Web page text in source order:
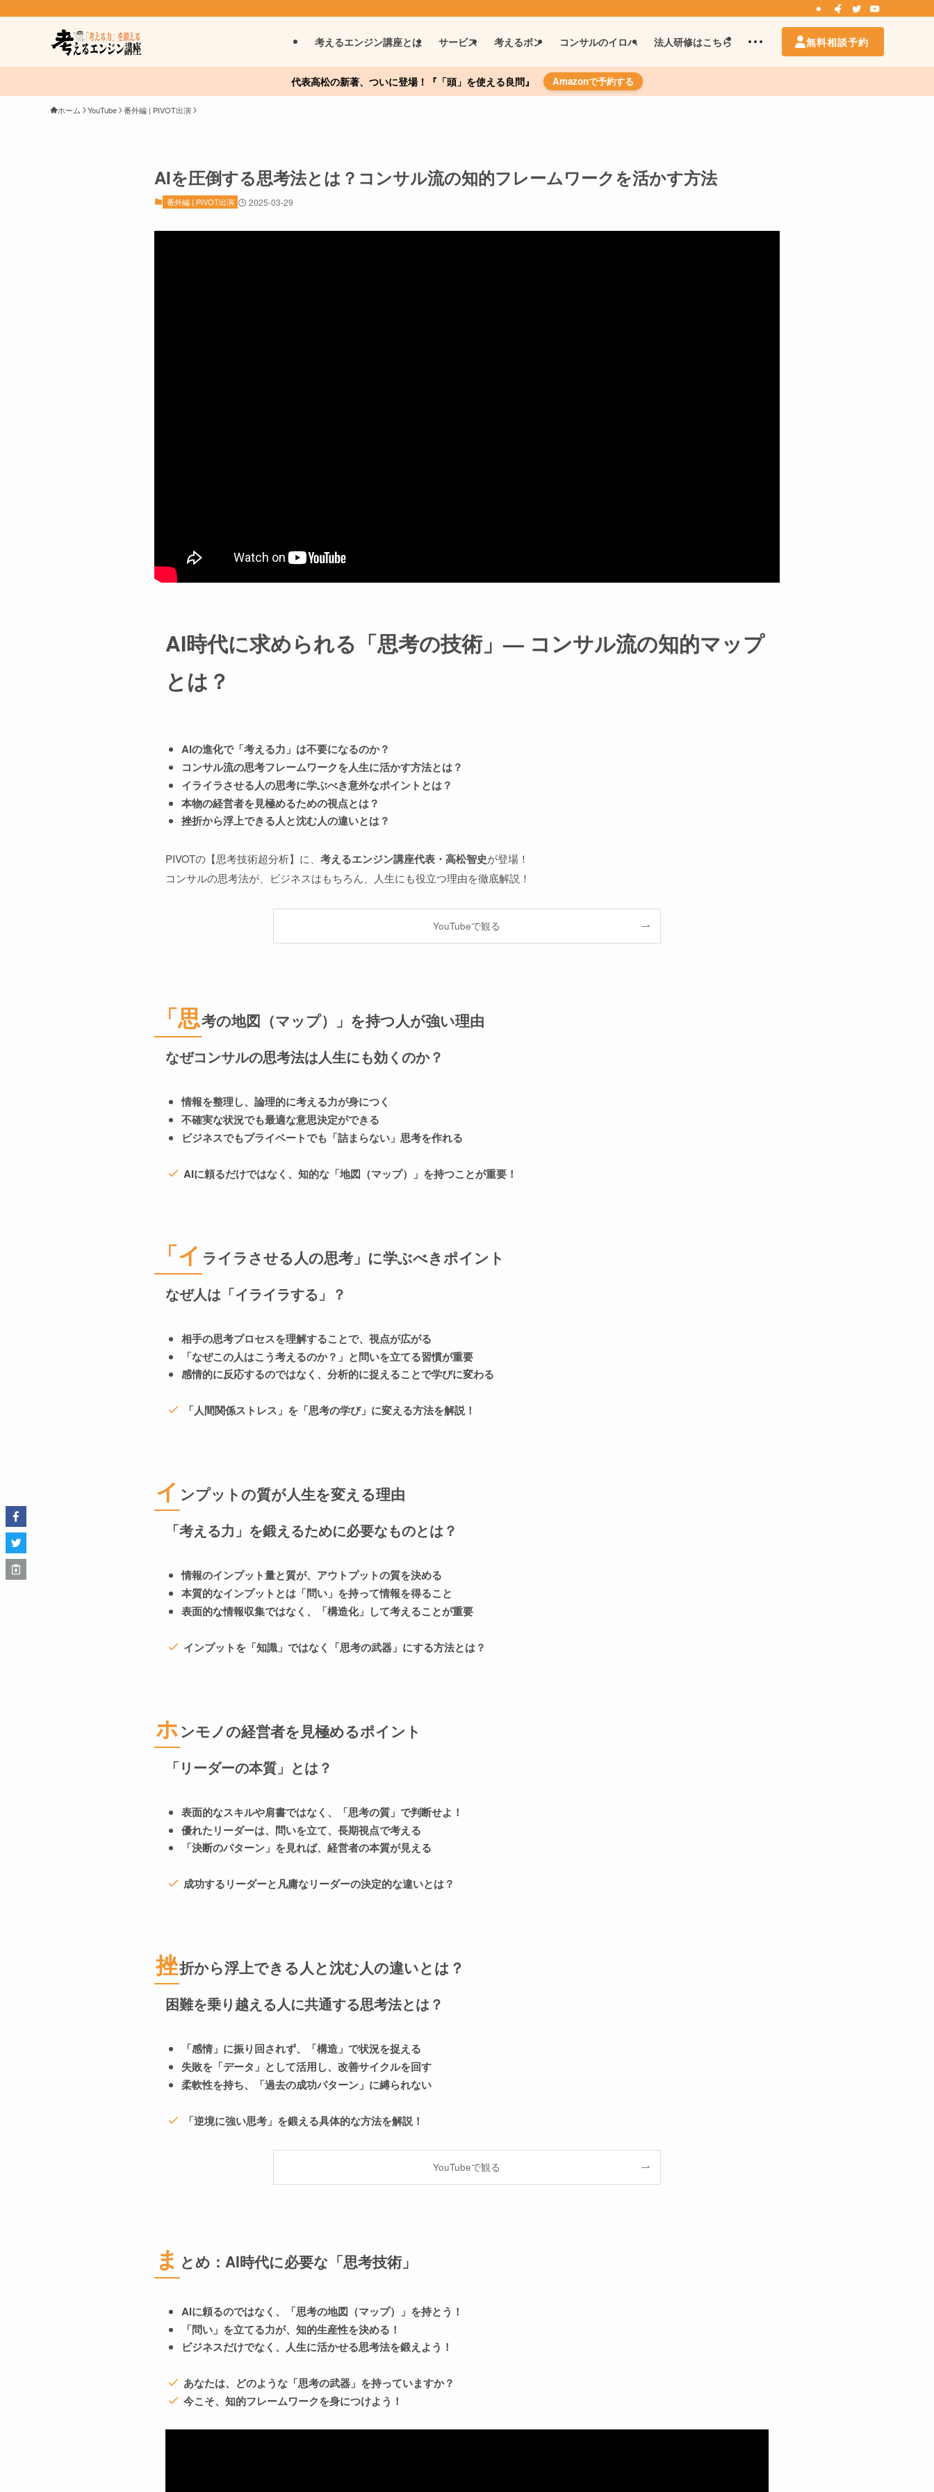
考えるエンジン講座とは サービス 考えるボン コンサルのイロハ 法人研修はこちら 無料相談予約
代表高松の新著、ついに登場！『「頭」を使える良問』 Amazonで予約する
ホーム YouTube 番外編 | PIVOT出演
AIを圧倒する思考法とは？コンサル流の知的フレームワークを活かす方法
番外編 | PIVOT出演 2025-03-29
AI時代に求められる「思考の技術」— コンサル流の知的マップ
とは？
AIの進化で「考える力」は不要になるのか？
コンサル流の思考フレームワークを人生に活かす方法とは？
イライラさせる人の思考に学ぶべき意外なポイントとは？
本物の経営者を見極めるための視点とは？
挫折から浮上できる人と沈む人の違いとは？
PIVOTの【思考技術超分析】に、 考えるエンジン講座代表・高松智史が登場！
コンサルの思考法が、ビジネスはもちろん、人生にも役立つ理由を徹底解説！
YouTubeで観る
「思考の地図（マップ）」を持つ人が強い理由
なぜコンサルの思考法は人生にも効くのか？
情報を整理し、論理的に考える力が身につく
不確実な状況でも最適な意思決定ができる
ビジネスでもプライベートでも「詰まらない」思考を作れる
AIに頼るだけではなく、知的な「地図（マップ）」を持つことが重要！
「イ ライラさせる人の思考」に学ぶべきポイント
なぜ人は「イライラする」？
相手の思考プロセスを理解することで、視点が広がる
「なぜこの人はこう考えるのか？」と問いを立てる習慣が重要
感情的に反応するのではなく、分析的に捉えることで学びに変わる
「人間関係ストレス」を「思考の学び」に変える方法を解説！
イ ンプットの質が人生を変える理由
「考える力」を鍛えるために必要なものとは？
情報のインプット量と質が、アウトプットの質を決める
本質的なインプットとは「問い」を持って情報を得ること
表面的な情報収集ではなく、「構造化」して考えることが重要
インプットを「知識」ではなく「思考の武器」にする方法とは？
ホンモノの経営者を見極めるポイント
「リーダーの本質」とは？
表面的なスキルや肩書ではなく、「思考の質」で判断せよ！
優れたリーダーは、問いを立て、長期視点で考える
「決断のパターン」を見れば、経営者の本質が見える
成功するリーダーと凡庸なリーダーの決定的な違いとは？
挫折から浮上できる人と沈む人の違いとは？
困難を乗り越える人に共通する思考法とは？
「感情」に振り回されず、「構造」で状況を捉える
失敗を「データ」として活用し、改善サイクルを回す
柔軟性を持ち、「過去の成功パターン」に縛られない
「逆境に強い思考」を鍛える具体的な方法を解説！
YouTubeで観る
ま とめ：AI時代に必要な「思考技術」
AIに頼るのではなく、「思考の地図（マップ）」を持とう！
「問い」を立てる力が、知的生産性を決める！
ビジネスだけでなく、人生に活かせる思考法を鍛えよう！
あなたは、どのような「思考の武器」を持っていますか？
今こそ、知的フレームワークを身につけよう！